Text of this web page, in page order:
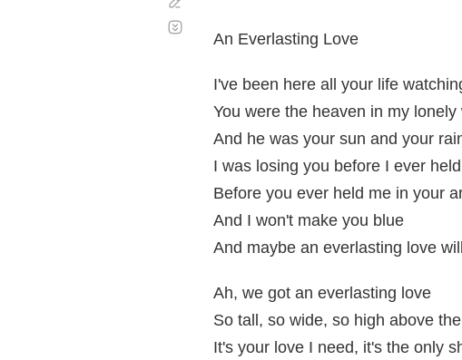
An Everlasting Love
I've been here all your life
You were the heaven in my lonely
And he was your sun and your
I was losing you before I ever
Before you ever held me in your
And I won't make you blue
And maybe an everlasting love
Ah, we got an everlasting love
So tall, so wide, so high above
It's your love I need, it's the only
automático